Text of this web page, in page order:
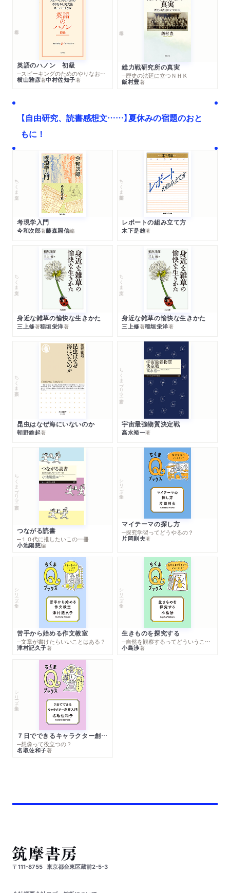
英語のハノン 初級
─スピーキングのためのやりなおし英文法スーパードリル
横山雅彦著中村佐知子著
総力戦研究所の真実
─歴史の法廷に立つＮＨＫ
飯村豊著
【自由研究、読書感想文……】夏休みの宿題のおと
もに！
ちくま文庫
考現学入門
今和次郎著藤森照信編
ちくま学芸文庫
レポートの組み立て方
木下是雄著
ちくま文庫
身近な雑草の愉快な生きかた
三上修著稲垣栄洋著
ちくま文庫
身近な雑草の愉快な生きかた
三上修著稲垣栄洋著
ちくま新書
昆虫はなぜ海にいないのか
朝野維起著
ちくまプリマー新書
宇宙最強物質決定戦
高水裕一著
ちくまプリマー新書
つながる読書
─１０代に推したいこの一冊
小池陽慈編
シリーズ・全集
マイテーマの探し方
─探究学習ってどうやるの？
片岡則夫著
シリーズ・全集
苦手から始める作文教室
─文章が書けたらいいことはある？
津村記久子著
シリーズ・全集
生きものを探究する
─自然を観察するってどういうこと？
小島渉著
シリーズ・全集
７日でできるキャラクター創作入門
─想像って役立つの？
名取佐和子著
〒111-8755 東京都台東区蔵前2-5-3